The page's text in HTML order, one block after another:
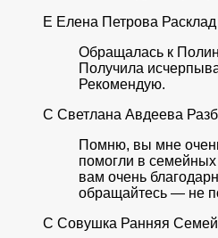
Е Елена Петрова
Обращалась к
Получила
Рекомендую.
С Светлана Авдеева
Помню, вы мне
помогли в
вам очень
обращайтесь — не
С Совушка Ранняя